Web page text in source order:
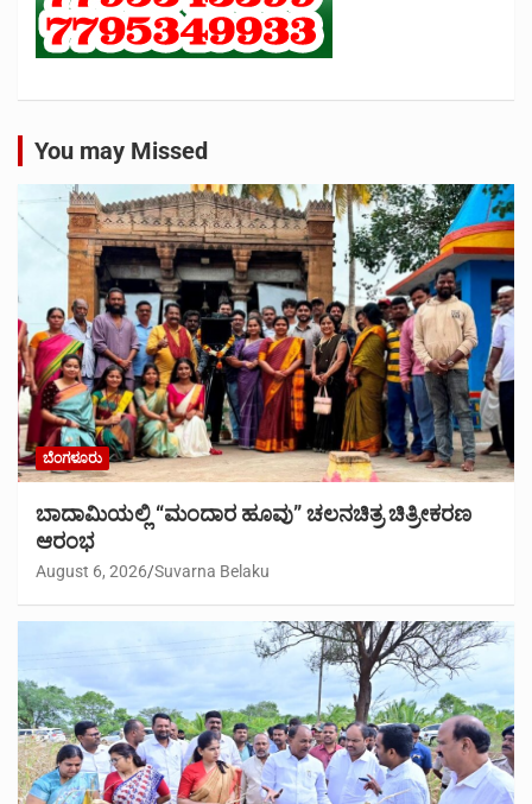
You may Missed
ಬೆಂಗಳೂರು
ಬಾದಾಮಿಯಲ್ಲಿ “ಮಂದಾರ ಹೂವು” ಚಲನಚಿತ್ರ ಚಿತ್ರೀಕರಣ
ಆರಂಭ
August 6, 2026 Suvarna Belaku